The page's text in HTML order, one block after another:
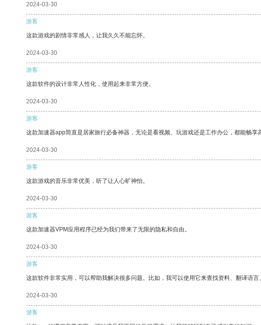
2024-03-30
游客
这款游戏的剧情非常感人，让我久久不能忘怀。
2024-03-30
游客
这款软件的设计非常人性化，使用起来非常方便。
2024-03-30
游客
这款加速器app简直是居家旅行必备神器，无论是看视频、玩游戏还是工作办公，都能畅
2024-03-30
游客
这款游戏的音乐非常优美，听了让人心旷神怡。
2024-03-30
游客
这款加速器VPM应用程序已经为我们带来了无限的隐私和自由。
2024-03-30
游客
这款软件非常实用，可以帮助我解决很多问题。比如，我可以使用它来查找资料、翻译语言
2024-03-30
游客